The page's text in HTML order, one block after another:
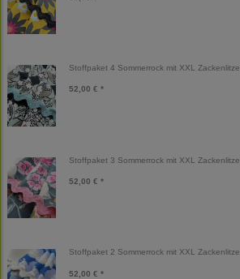
Stoffpaket 4 Sommerrock mit XXL Zackenlitze
52,00 € *
Stoffpaket 3 Sommerrock mit XXL Zackenlitze
52,00 € *
Stoffpaket 2 Sommerrock mit XXL Zackenlitze
52,00 € *